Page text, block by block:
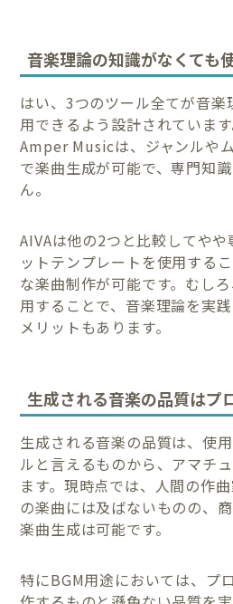
音楽理論の知識がなくても
はい、3つのツール全てが音
用できるよう設計されていま
Amper Musicは、ジャンルや
で楽曲生成が可能で、専門知
ん。
AIVAは他の2つと比較してや
ットテンプレートを使用する
な楽曲制作が可能です。むし
用することで、音楽理論を実
メリットもあります。
生成される音楽の品質はプ
生成される音楽の品質は、使
ルと言えるものから、アマチ
ます。現時点では、人間の作
の楽曲には及ばないものの、
楽曲生成は可能です。
特にBGM用途においては、プ